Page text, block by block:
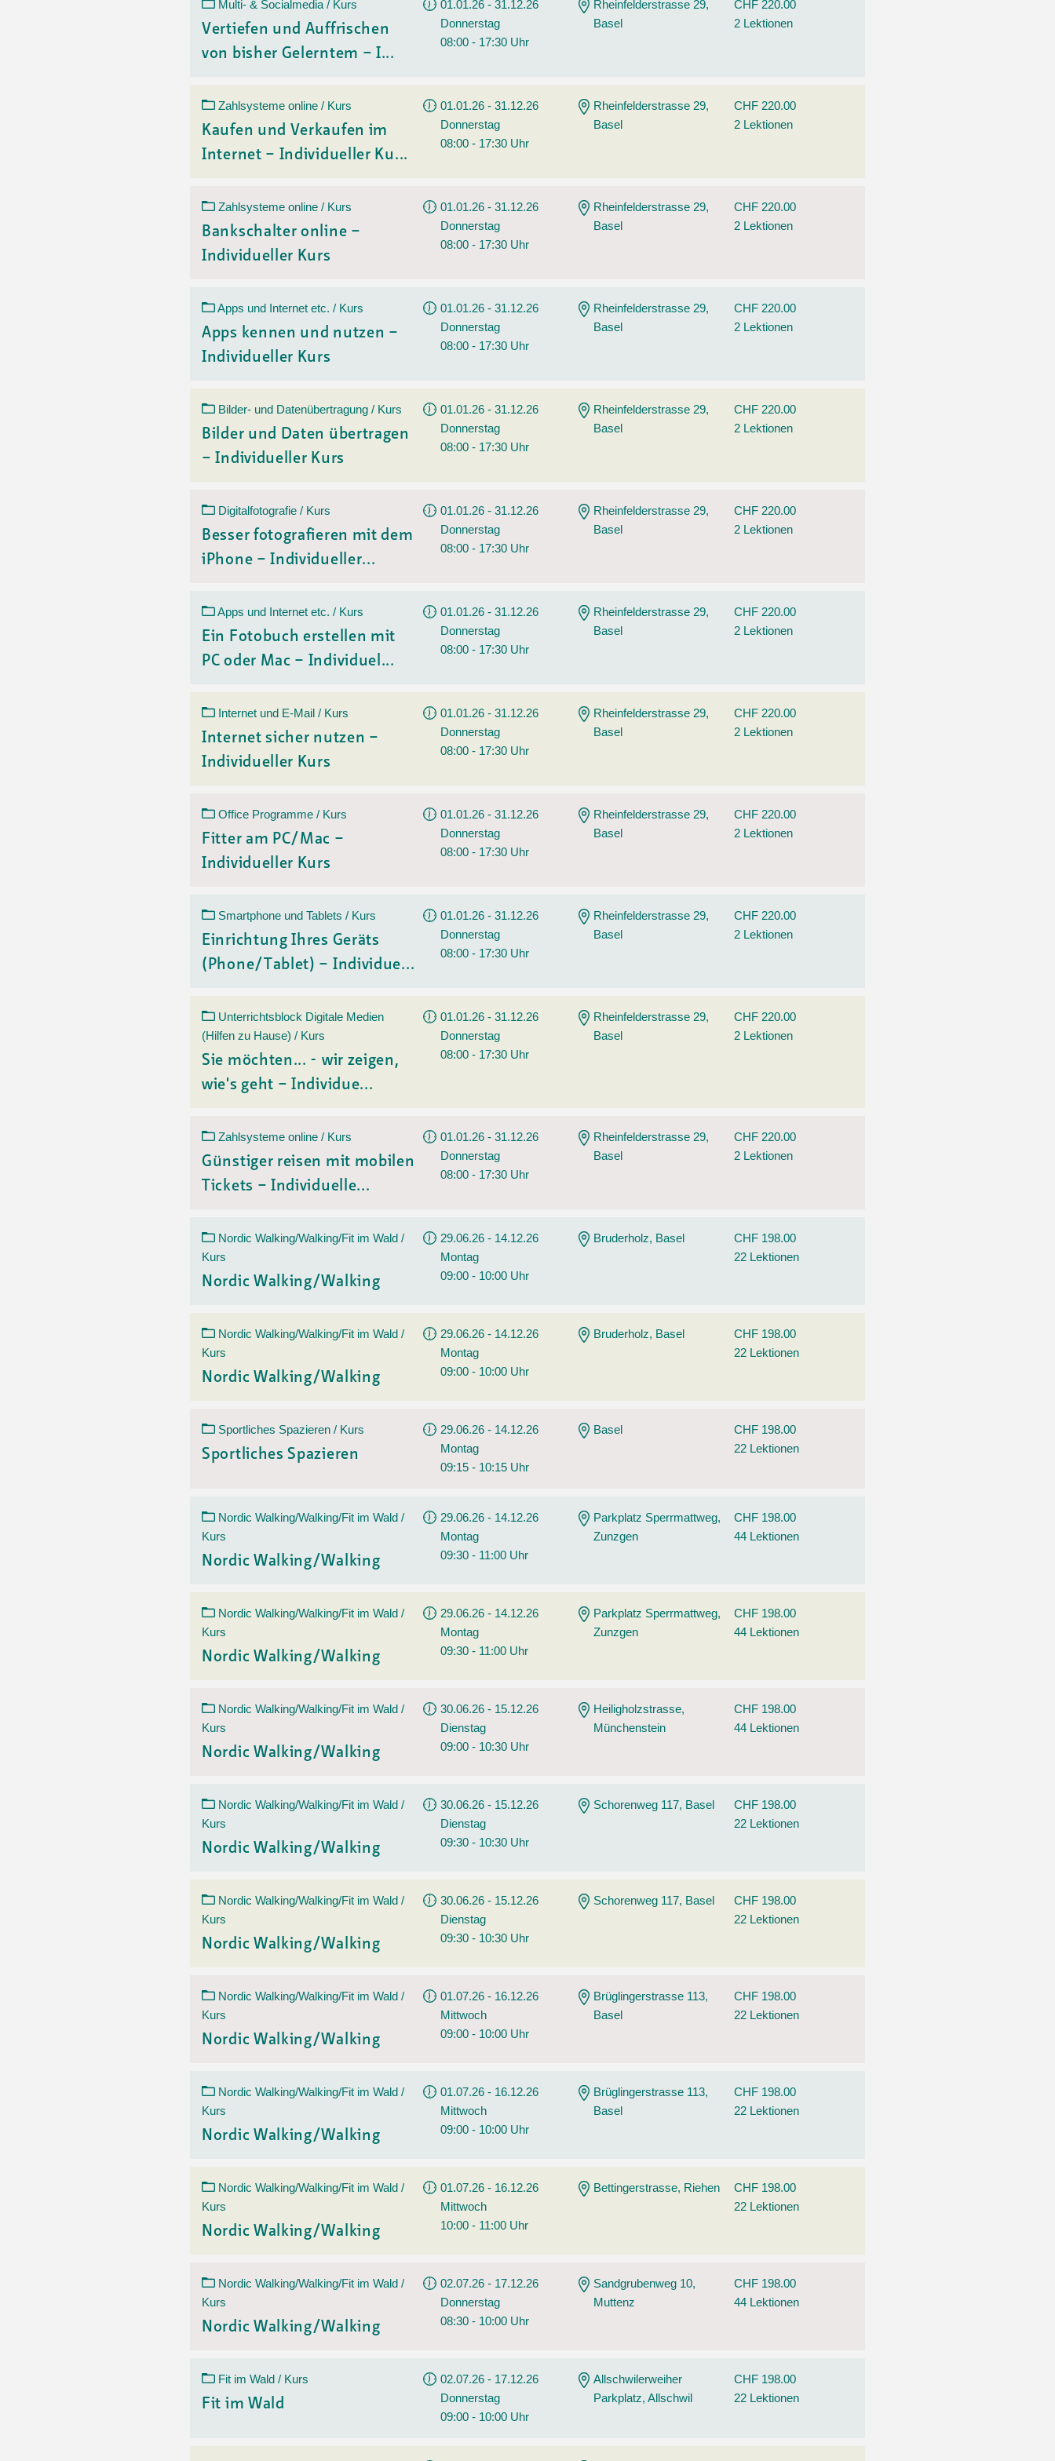
Altersstrategien und Leitbilder
Privatstunden und Support
Weitere Angebote
AGB
Wassersport
Multi- & Socialmedia / Kurs
Vertiefen und Auffrischen
von bisher Gelerntem – I...
01.01.26 - 31.12.26
Donnerstag
08:00 - 17:30 Uhr
Rheinfelderstrasse 29,
Basel
CHF 220.00
2 Lektionen
Zahlsysteme online / Kurs
Kaufen und Verkaufen im
Internet – Individueller Ku...
01.01.26 - 31.12.26
Donnerstag
08:00 - 17:30 Uhr
Rheinfelderstrasse 29,
Basel
CHF 220.00
2 Lektionen
Zahlsysteme online / Kurs
Bankschalter online –
Individueller Kurs
01.01.26 - 31.12.26
Donnerstag
08:00 - 17:30 Uhr
Rheinfelderstrasse 29,
Basel
CHF 220.00
2 Lektionen
Apps und Internet etc. / Kurs
Apps kennen und nutzen –
Individueller Kurs
01.01.26 - 31.12.26
Donnerstag
08:00 - 17:30 Uhr
Rheinfelderstrasse 29,
Basel
CHF 220.00
2 Lektionen
Bilder- und Datenübertragung / Kurs
Bilder und Daten übertragen
– Individueller Kurs
01.01.26 - 31.12.26
Donnerstag
08:00 - 17:30 Uhr
Rheinfelderstrasse 29,
Basel
CHF 220.00
2 Lektionen
Digitalfotografie / Kurs
Besser fotografieren mit dem
iPhone – Individueller...
01.01.26 - 31.12.26
Donnerstag
08:00 - 17:30 Uhr
Rheinfelderstrasse 29,
Basel
CHF 220.00
2 Lektionen
Apps und Internet etc. / Kurs
Ein Fotobuch erstellen mit
PC oder Mac – Individuel...
01.01.26 - 31.12.26
Donnerstag
08:00 - 17:30 Uhr
Rheinfelderstrasse 29,
Basel
CHF 220.00
2 Lektionen
Internet und E-Mail / Kurs
Internet sicher nutzen –
Individueller Kurs
01.01.26 - 31.12.26
Donnerstag
08:00 - 17:30 Uhr
Rheinfelderstrasse 29,
Basel
CHF 220.00
2 Lektionen
Office Programme / Kurs
Fitter am PC/Mac –
Individueller Kurs
01.01.26 - 31.12.26
Donnerstag
08:00 - 17:30 Uhr
Rheinfelderstrasse 29,
Basel
CHF 220.00
2 Lektionen
Smartphone und Tablets / Kurs
Einrichtung Ihres Geräts
(Phone/Tablet) – Individue...
01.01.26 - 31.12.26
Donnerstag
08:00 - 17:30 Uhr
Rheinfelderstrasse 29,
Basel
CHF 220.00
2 Lektionen
Unterrichtsblock Digitale Medien
(Hilfen zu Hause) / Kurs
Sie möchten... - wir zeigen,
wie's geht – Individue...
01.01.26 - 31.12.26
Donnerstag
08:00 - 17:30 Uhr
Rheinfelderstrasse 29,
Basel
CHF 220.00
2 Lektionen
Zahlsysteme online / Kurs
Günstiger reisen mit mobilen
Tickets – Individuelle...
01.01.26 - 31.12.26
Donnerstag
08:00 - 17:30 Uhr
Rheinfelderstrasse 29,
Basel
CHF 220.00
2 Lektionen
Nordic Walking/Walking/Fit im Wald /
Kurs
Nordic Walking/Walking
29.06.26 - 14.12.26
Montag
09:00 - 10:00 Uhr
Bruderholz, Basel
CHF 198.00
22 Lektionen
Nordic Walking/Walking/Fit im Wald /
Kurs
Nordic Walking/Walking
29.06.26 - 14.12.26
Montag
09:00 - 10:00 Uhr
Bruderholz, Basel
CHF 198.00
22 Lektionen
Sportliches Spazieren / Kurs
Sportliches Spazieren
29.06.26 - 14.12.26
Montag
09:15 - 10:15 Uhr
Basel
CHF 198.00
22 Lektionen
Nordic Walking/Walking/Fit im Wald /
Kurs
Nordic Walking/Walking
29.06.26 - 14.12.26
Montag
09:30 - 11:00 Uhr
Parkplatz Sperrmattweg,
Zunzgen
CHF 198.00
44 Lektionen
Nordic Walking/Walking/Fit im Wald /
Kurs
Nordic Walking/Walking
29.06.26 - 14.12.26
Montag
09:30 - 11:00 Uhr
Parkplatz Sperrmattweg,
Zunzgen
CHF 198.00
44 Lektionen
Nordic Walking/Walking/Fit im Wald /
Kurs
Nordic Walking/Walking
30.06.26 - 15.12.26
Dienstag
09:00 - 10:30 Uhr
Heiligholzstrasse,
Münchenstein
CHF 198.00
44 Lektionen
Nordic Walking/Walking/Fit im Wald /
Kurs
Nordic Walking/Walking
30.06.26 - 15.12.26
Dienstag
09:30 - 10:30 Uhr
Schorenweg 117, Basel
CHF 198.00
22 Lektionen
Nordic Walking/Walking/Fit im Wald /
Kurs
Nordic Walking/Walking
30.06.26 - 15.12.26
Dienstag
09:30 - 10:30 Uhr
Schorenweg 117, Basel
CHF 198.00
22 Lektionen
Nordic Walking/Walking/Fit im Wald /
Kurs
Nordic Walking/Walking
01.07.26 - 16.12.26
Mittwoch
09:00 - 10:00 Uhr
Brüglingerstrasse 113,
Basel
CHF 198.00
22 Lektionen
Nordic Walking/Walking/Fit im Wald /
Kurs
Nordic Walking/Walking
01.07.26 - 16.12.26
Mittwoch
09:00 - 10:00 Uhr
Brüglingerstrasse 113,
Basel
CHF 198.00
22 Lektionen
Nordic Walking/Walking/Fit im Wald /
Kurs
Nordic Walking/Walking
01.07.26 - 16.12.26
Mittwoch
10:00 - 11:00 Uhr
Bettingerstrasse, Riehen
CHF 198.00
22 Lektionen
Nordic Walking/Walking/Fit im Wald /
Kurs
Nordic Walking/Walking
02.07.26 - 17.12.26
Donnerstag
08:30 - 10:00 Uhr
Sandgrubenweg 10,
Muttenz
CHF 198.00
44 Lektionen
Fit im Wald / Kurs
Fit im Wald
02.07.26 - 17.12.26
Donnerstag
09:00 - 10:00 Uhr
Allschwilerweiher
Parkplatz, Allschwil
CHF 198.00
22 Lektionen